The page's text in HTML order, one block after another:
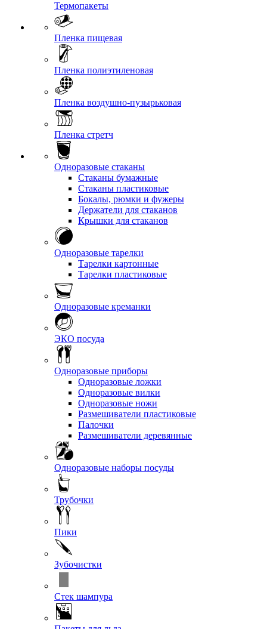
Термопакеты
Пленка пищевая
Пленка полиэтиленовая
Пленка воздушно-пузырьковая
Пленка стретч
Одноразовые стаканы
Стаканы бумажные
Стаканы пластиковые
Бокалы, рюмки и фужеры
Держатели для стаканов
Крышки для стаканов
Одноразовые тарелки
Тарелки картонные
Тарелки пластиковые
Одноразовые креманки
ЭКО посуда
Одноразовые приборы
Одноразовые ложки
Одноразовые вилки
Одноразовые ножи
Размешиватели пластиковые
Палочки
Размешиватели деревянные
Одноразовые наборы посуды
Трубочки
Пики
Зубочистки
Стек шампура